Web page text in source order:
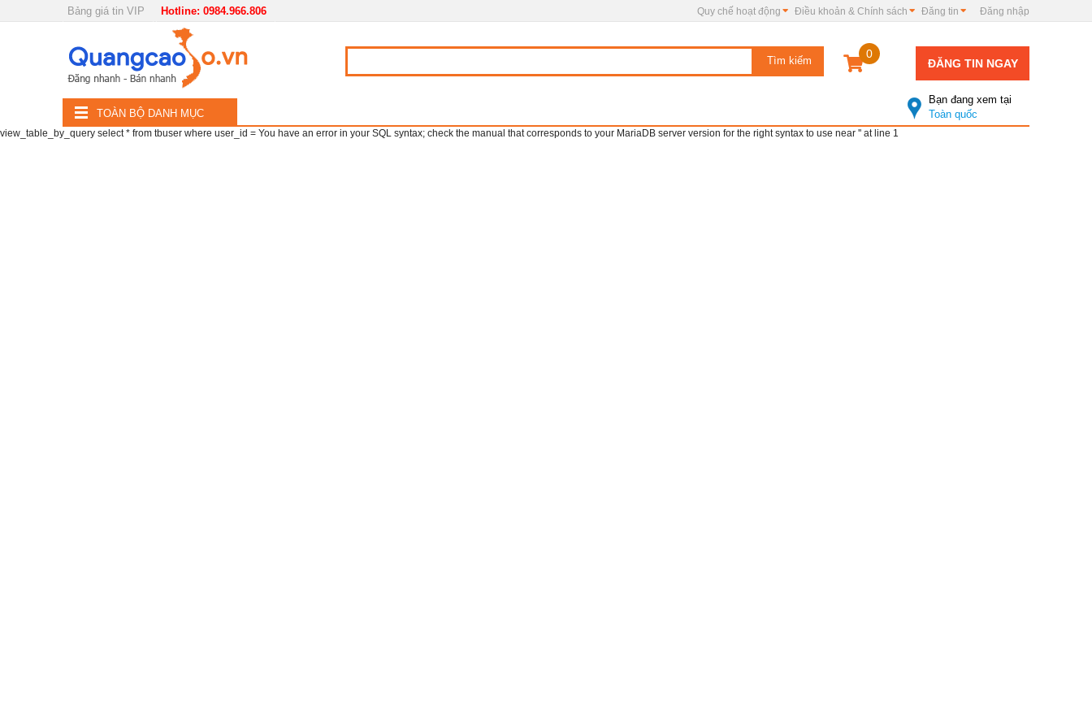
Bảng giá tin VIP Hotline: 0984.966.806 Đăng nhập
Đăng tin
Điều khoản & Chính sách
Quy chế hoạt động
0
ĐĂNG TIN NGAY
Bạn đang xem tại
Toàn quốc
DANH
Nội, ngoại thất
Đồ gia dụng
Điện thoại, Viễn thông
Nhà và Đất
TOÀN BỘ DANH MỤC
view_table_by_query select * from tbuser where user_id = You have an error in your SQL syntax; check the manual that corresponds to your MariaDB server version for the right syntax to use near '' at line 1